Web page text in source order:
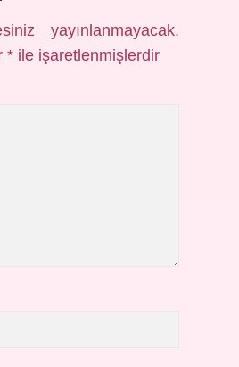
yayınlanmayacak.
* ile işaretlenmişlerdir